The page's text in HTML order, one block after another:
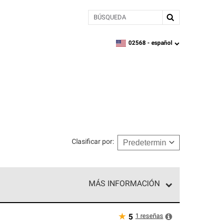
BÚSQUEDA
zipcode,language
02568 - español
Clasificar por:
MÁS INFORMACIÓN
y confiabilidad.
★ 5 1 reseñas